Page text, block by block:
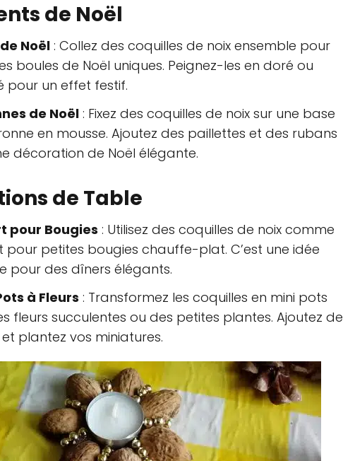
de Noël
Noël : Collez des coquilles de noix ensemble pour
boules de Noël uniques. Peignez-les en doré ou
pour un effet festif.
de Noël: Fixez des coquilles de noix sur une base
en mousse. Ajoutez des paillettes et des rubans
décoration de Noël élégante.
de Table
pour Bougies : Utilisez des coquilles de noix comme
pour petites bougies chauffe-plat. C’est une idée
pour des dîners élégants.
à Fleurs : Transformez les coquilles en mini pots
fleurs succulentes ou des petites plantes. Ajoutez de
plantez vos miniatures.